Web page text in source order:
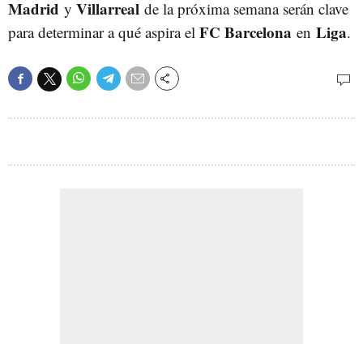
Madrid y Villarreal de la próxima semana serán clave
para determinar a qué aspira el FC Barcelona en Liga.